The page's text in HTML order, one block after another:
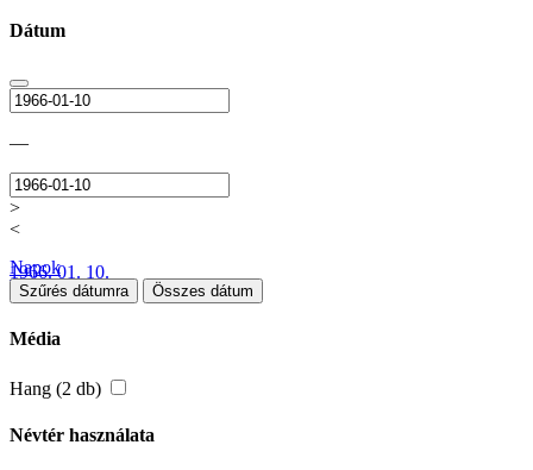
Dátum
—
>
<
1966. 01. 10.
Napok
Szűrés dátumra Összes dátum
Média
Hang (2 db)
Névtér használata